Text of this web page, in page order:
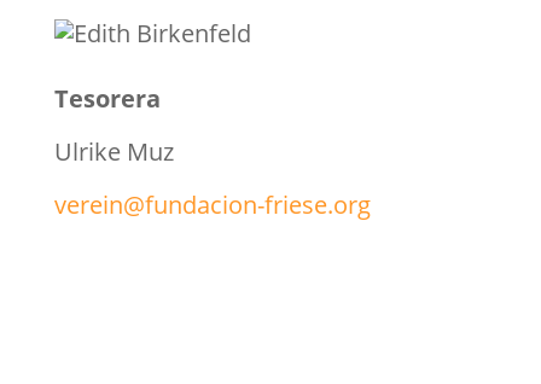
Tesorera
Ulrike Muz
verein@fundacion-friese.org